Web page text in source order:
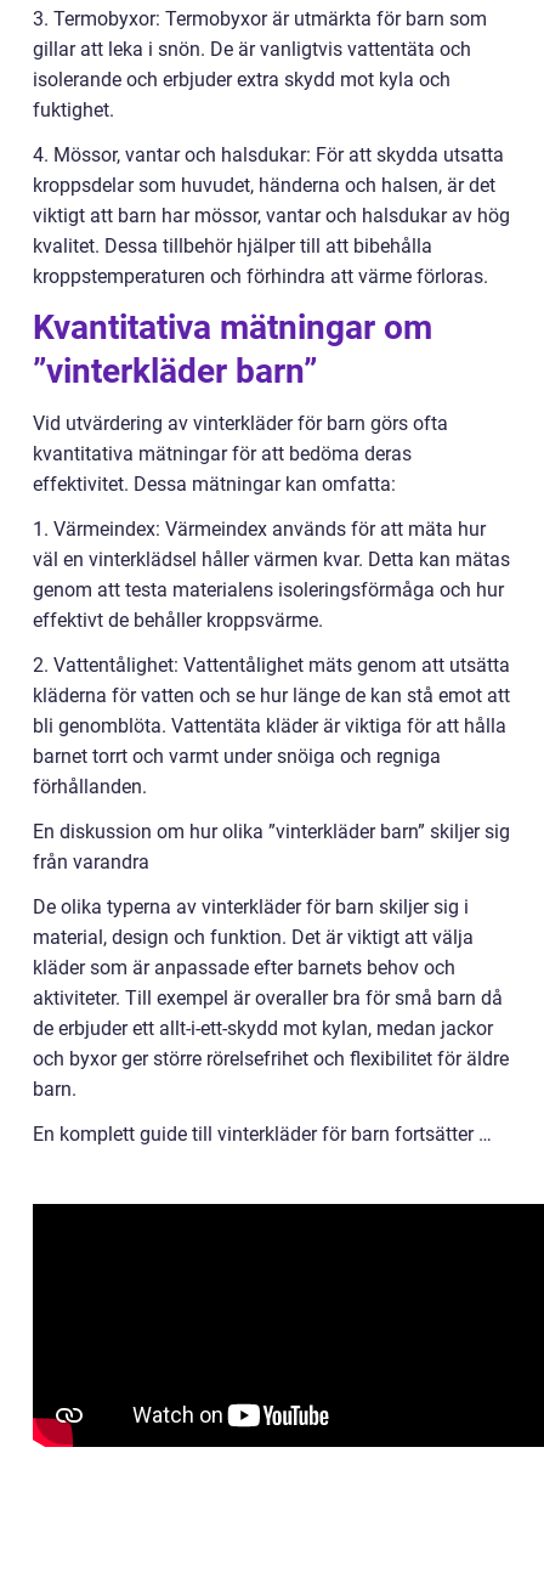
3. Termobyxor: Termobyxor är utmärkta för barn som
gillar att leka i snön. De är vanligtvis vattentäta och
isolerande och erbjuder extra skydd mot kyla och
fuktighet.
4. Mössor, vantar och halsdukar: För att skydda utsatta
kroppsdelar som huvudet, händerna och halsen, är det
viktigt att barn har mössor, vantar och halsdukar av hög
kvalitet. Dessa tillbehör hjälper till att bibehålla
kroppstemperaturen och förhindra att värme förloras.
Kvantitativa mätningar om
”vinterkläder barn”
Vid utvärdering av vinterkläder för barn görs ofta
kvantitativa mätningar för att bedöma deras
effektivitet. Dessa mätningar kan omfatta:
1. Värmeindex: Värmeindex används för att mäta hur
väl en vinterklädsel håller värmen kvar. Detta kan mätas
genom att testa materialens isoleringsförmåga och hur
effektivt de behåller kroppsvärme.
2. Vattentålighet: Vattentålighet mäts genom att utsätta
kläderna för vatten och se hur länge de kan stå emot att
bli genomblöta. Vattentäta kläder är viktiga för att hålla
barnet torrt och varmt under snöiga och regniga
förhållanden.
En diskussion om hur olika ”vinterkläder barn” skiljer sig
från varandra
De olika typerna av vinterkläder för barn skiljer sig i
material, design och funktion. Det är viktigt att välja
kläder som är anpassade efter barnets behov och
aktiviteter. Till exempel är overaller bra för små barn då
de erbjuder ett allt-i-ett-skydd mot kylan, medan jackor
och byxor ger större rörelsefrihet och flexibilitet för äldre
barn.
En komplett guide till vinterkläder för barn fortsätter …